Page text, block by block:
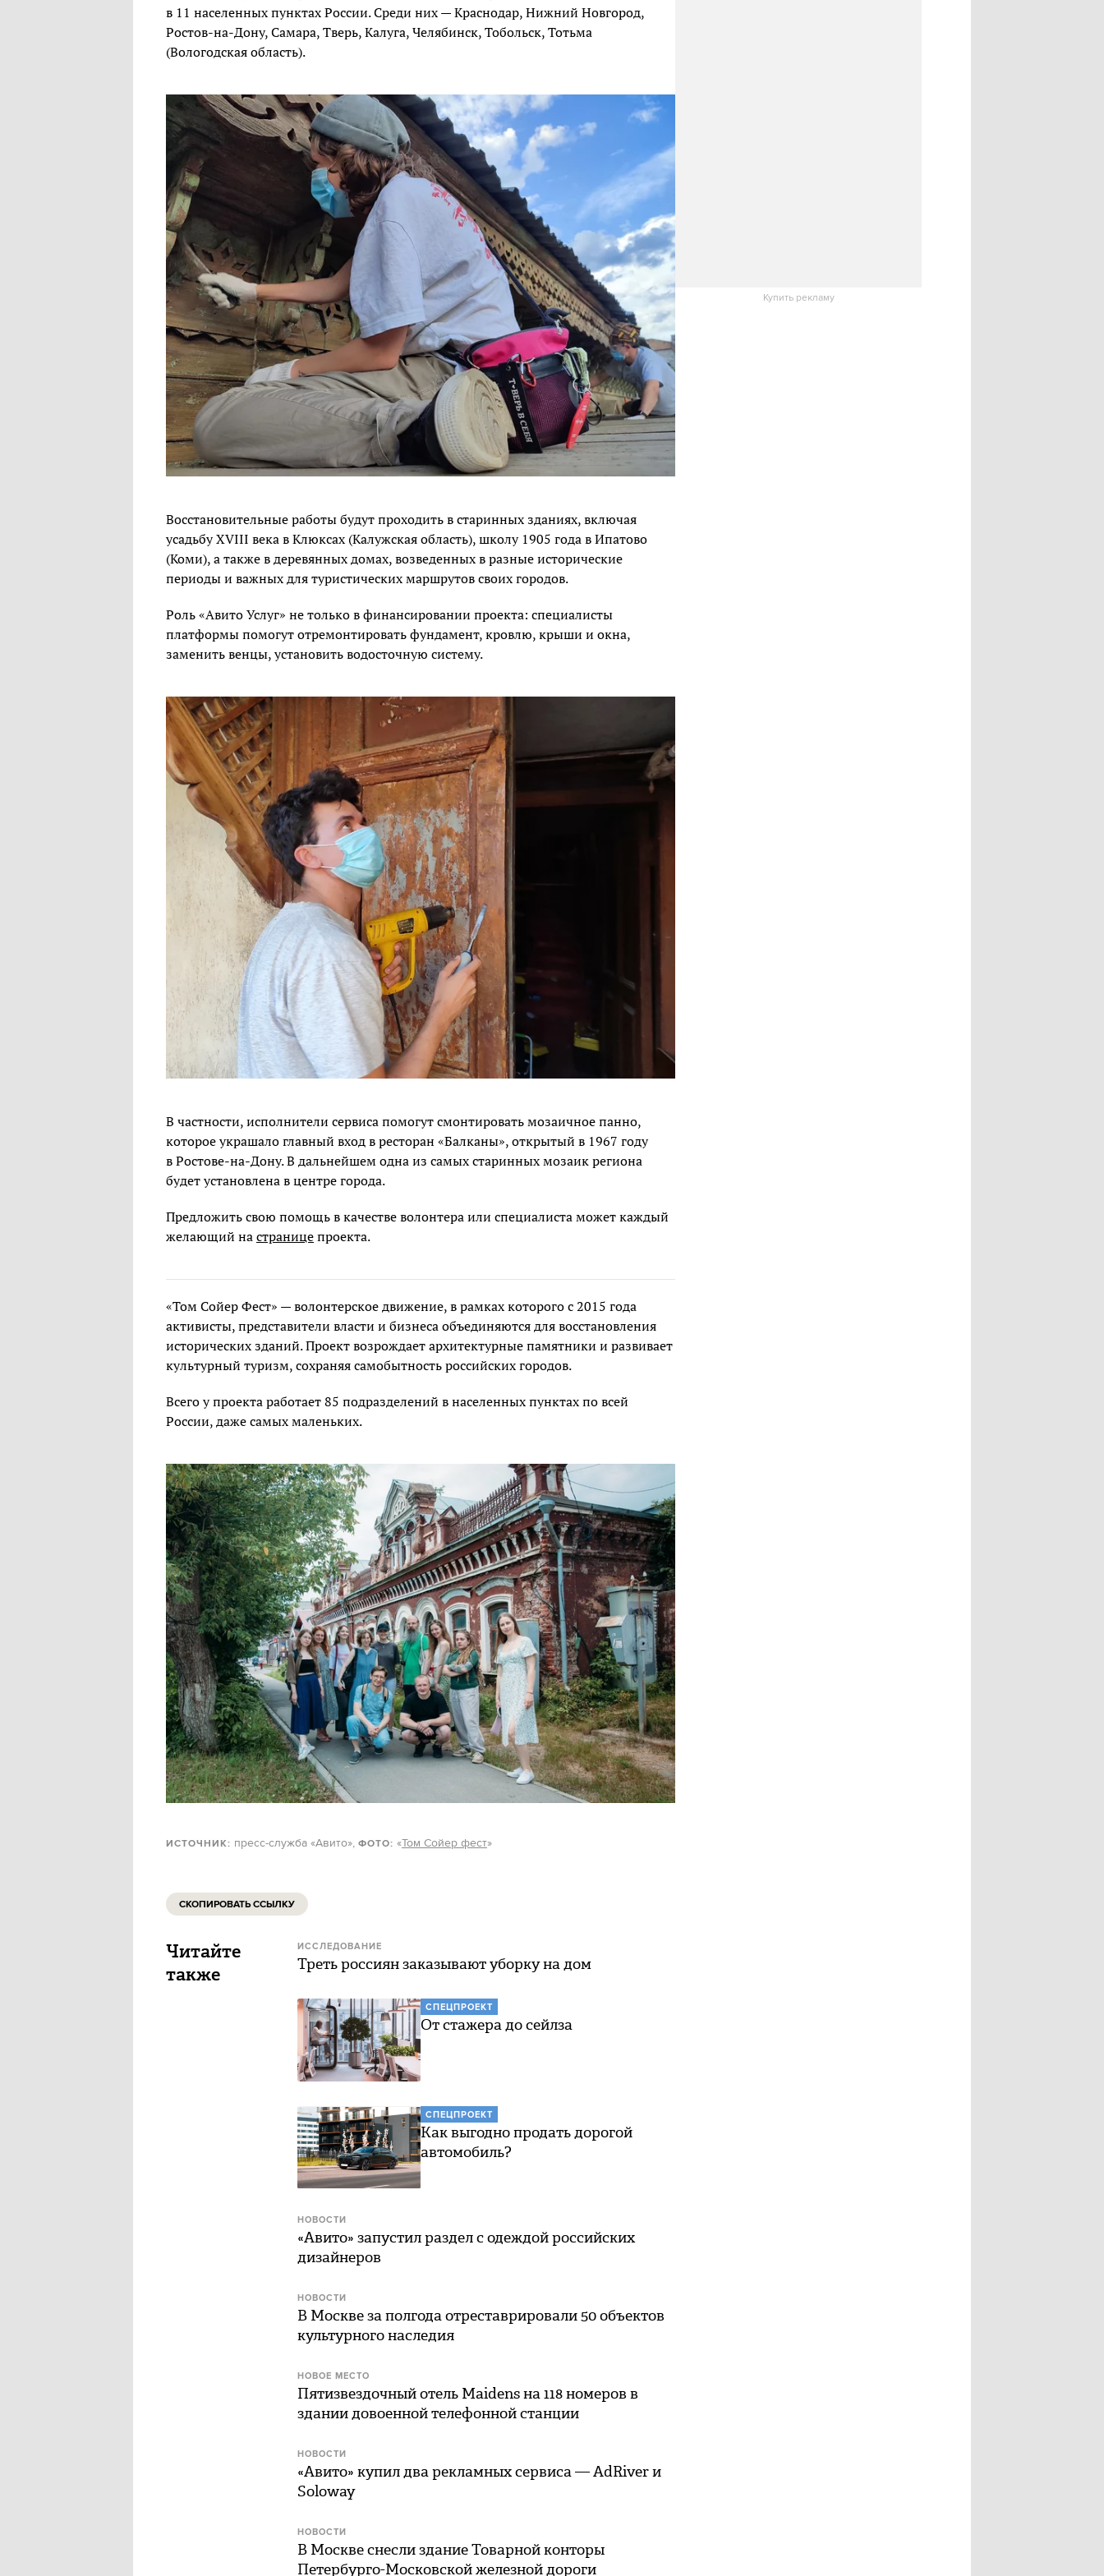
в 11 населенных пунктах России. Среди них — Краснодар, Нижний Новгород,
Ростов-на-Дону, Самара, Тверь, Калуга, Челябинск, Тобольск, Тотьма
(Вологодская область).
Восстановительные работы будут проходить в старинных зданиях, включая
усадьбу XVIII века в Клюксах (Калужская область), школу 1905 года в Ипатово
(Коми), а также в деревянных домах, возведенных в разные исторические
периоды и важных для туристических маршрутов своих городов.
Роль «Авито Услуг» не только в финансировании проекта: специалисты
платформы помогут отремонтировать фундамент, кровлю, крыши и окна,
заменить венцы, установить водосточную систему.
В частности, исполнители сервиса помогут смонтировать мозаичное панно,
которое украшало главный вход в ресторан «Балканы», открытый в 1967 году
в Ростове-на-Дону. В дальнейшем одна из самых старинных мозаик региона
будет установлена в центре города.
Предложить свою помощь в качестве волонтера или специалиста может каждый
желающий настраницепроекта.
«Том Сойер Фест» — волонтерское движение, в рамках которого с 2015 года
активисты, представители власти и бизнеса объединяются для восстановления
исторических зданий. Проект возрождает архитектурные памятники и развивает
культурный туризм, сохраняя самобытность российских городов.
Всего у проекта работает 85 подразделений в населенных пунктах по всей
России, даже самых маленьких.
ИСТОЧНИК: пресс-служба «Авито», ФОТО: «Том Сойер фест»
Купить рекламу
СКОПИРОВАТЬ ССЫЛКУ
Читайте
также
ИССЛЕДОВАНИЕ
Треть россиян заказывают уборку на дом
СПЕЦПРОЕКТ
От стажера до сейлза
СПЕЦПРОЕКТ
Как выгодно продать дорогой
автомобиль?
НОВОСТИ
«Авито» запустил раздел с одеждой российских
дизайнеров
НОВОСТИ
В Москве за полгода отреставрировали 50 объектов
культурного наследия
НОВОЕ МЕСТО
Пятизвездочный отель Maidens на 118 номеров в
здании довоенной телефонной станции
НОВОСТИ
«Авито» купил два рекламных сервиса — AdRiver и
Soloway
НОВОСТИ
В Москве снесли здание Товарной конторы
Петербурго-Московской железной дороги